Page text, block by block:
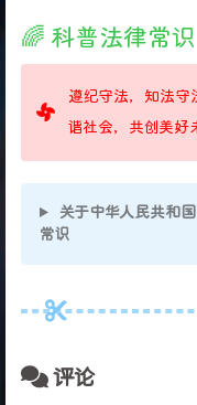
🌈 科普法律常识
遵纪守法，知法守
谐社会，共创美好
关于中华人民共和
常识
评论